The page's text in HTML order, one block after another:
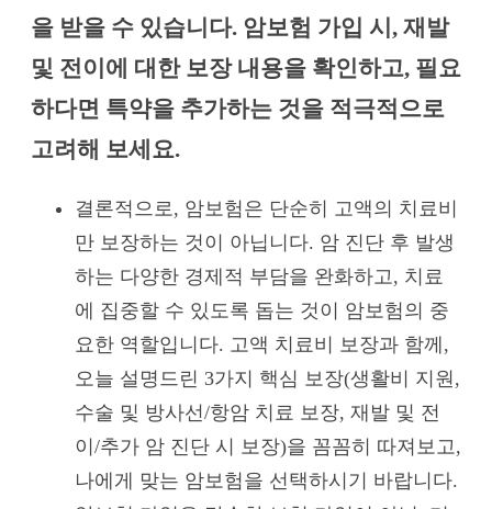
을 받을 수 있습니다. 암보험 가입 시, 재발
및 전이에 대한 보장 내용을 확인하고, 필요
하다면 특약을 추가하는 것을 적극적으로
고려해 보세요.
결론적으로, 암보험은 단순히 고액의 치료비
만 보장하는 것이 아닙니다. 암 진단 후 발생
하는 다양한 경제적 부담을 완화하고, 치료
에 집중할 수 있도록 돕는 것이 암보험의 중
요한 역할입니다. 고액 치료비 보장과 함께,
오늘 설명드린 3가지 핵심 보장(생활비 지원,
수술 및 방사선/항암 치료 보장, 재발 및 전
이/추가 암 진단 시 보장)을 꼼꼼히 따져보고,
나에게 맞는 암보험을 선택하시기 바랍니다.